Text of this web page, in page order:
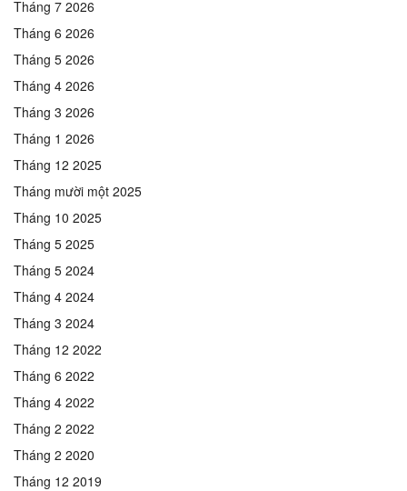
Tháng 7 2026
Tháng 6 2026
Tháng 5 2026
Tháng 4 2026
Tháng 3 2026
Tháng 1 2026
Tháng 12 2025
Tháng mười một 2025
Tháng 10 2025
Tháng 5 2025
Tháng 5 2024
Tháng 4 2024
Tháng 3 2024
Tháng 12 2022
Tháng 6 2022
Tháng 4 2022
Tháng 2 2022
Tháng 2 2020
Tháng 12 2019